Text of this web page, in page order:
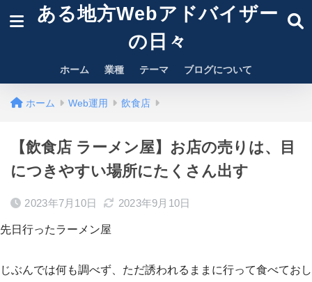
ある地方Webアドバイザー
の日々
ホーム 業種 テーマ ブログについて
ホーム Web運用 飲食店
【飲食店 ラーメン屋】お店の売りは、目
につきやすい場所にたくさん出す
2023年7月10日 2023年9月10日
先日行ったラーメン屋
じぶんでは何も調べず、ただ誘われるままに行って食べておし